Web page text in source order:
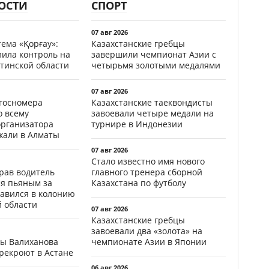
«Қорғау»:
контроль на
области
всему
в Алматы
водитель
пьяным за
в колонию
области
Валиханова
в Астане
СПОРТ
07 авг 2026
Казахстанские гребцы
завершили чемпионат Азии с
четырьмя золотыми медалями
07 авг 2026
Казахстанские таеквондисты
завоевали четыре медали на
турнире в Индонезии
07 авг 2026
Стало известно имя нового
главного тренера сборной
Казахстана по футболу
07 авг 2026
Казахстанские гребцы
завоевали два «золота» на
чемпионате Азии в Японии